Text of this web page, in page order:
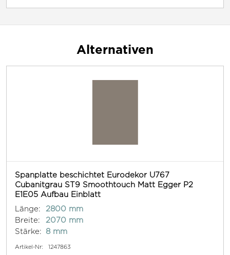
Alternativen
Spanplatte beschichtet Eurodekor U767
Cubanitgrau ST9 Smoothtouch Matt Egger P2
E1E05 Aufbau Einblatt
Länge:
2800 mm
Breite:
2070 mm
Stärke:
8 mm
Artikel-Nr: 1247863